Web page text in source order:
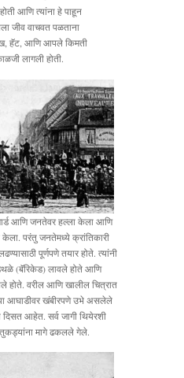
आणि त्यांना हे पाहून
जीव वाचवत पळताना
हॅट, आणि आपले किमती
लागली होती.
आणि जनतेवर हल्ला केला आणि
केला. परंतु जनतेमध्ये क्रांतिकारी
पूर्णपणे तयार होते. त्यांनी
(बॅरिकेड) लावले होते आणि
होते. वरील आणि खालील चित्रात
आघाडीवर खंबीरपणे उभे असलेले
आहेत. सर्व जागी थियेरशी
तुकड्यांना मागे ढकलले गेले.